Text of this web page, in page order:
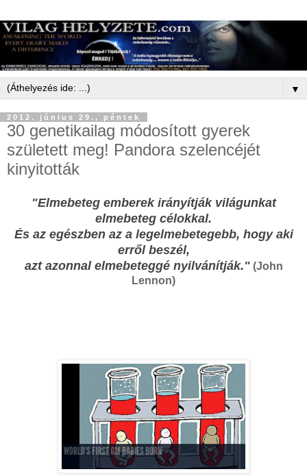
▼
2012. június 29., péntek
30 genetikailag módosított gyerek
született meg! Pandora szelencéjét
kinyitották
"Elmebeteg emberek irányítják világunkat
elmebeteg célokkal.
És az egészben az a legelmebetegebb, hogy aki
erről beszél,
azt azonnal elmebeteggé nyilvánítják." (John
Lennon)